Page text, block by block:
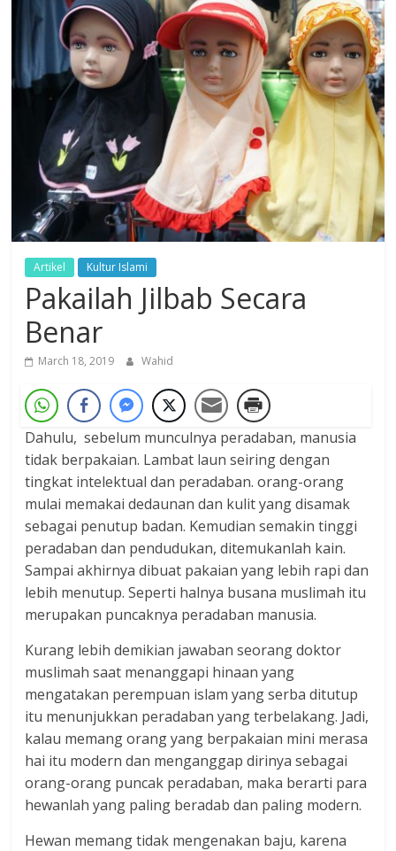
Dzikir,
Fikir,
Ikhtiar
Artikel Kultur Islami
Pakailah Jilbab Secara
Benar
March 18, 2019 Wahid
Dahulu, sebelum munculnya peradaban, manusia
tidak berpakaian. Lambat laun seiring dengan
tingkat intelektual dan peradaban. orang-orang
mulai memakai dedaunan dan kulit yang disamak
sebagai penutup badan. Kemudian semakin tinggi
peradaban dan pendudukan, ditemukanlah kain.
Sampai akhirnya dibuat pakaian yang lebih rapi dan
lebih menutup. Seperti halnya busana muslimah itu
merupakan puncaknya peradaban manusia.
Kurang lebih demikian jawaban seorang doktor
muslimah saat menanggapi hinaan yang
mengatakan perempuan islam yang serba ditutup
itu menunjukkan peradaban yang terbelakang. Jadi,
kalau memang orang yang berpakaian mini merasa
hai itu modern dan menganggap dirinya sebagai
orang-orang puncak peradaban, maka berarti para
hewanlah yang paling beradab dan paling modern.
Hewan memang tidak mengenakan baju, karena